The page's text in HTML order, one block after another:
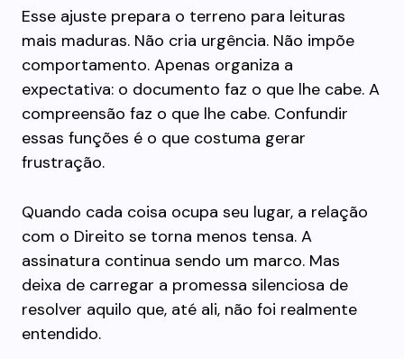
Esse ajuste prepara o terreno para leituras
mais maduras. Não cria urgência. Não impõe
comportamento. Apenas organiza a
expectativa: o documento faz o que lhe cabe. A
compreensão faz o que lhe cabe. Confundir
essas funções é o que costuma gerar
frustração.
Quando cada coisa ocupa seu lugar, a relação
com o Direito se torna menos tensa. A
assinatura continua sendo um marco. Mas
deixa de carregar a promessa silenciosa de
resolver aquilo que, até ali, não foi realmente
entendido.